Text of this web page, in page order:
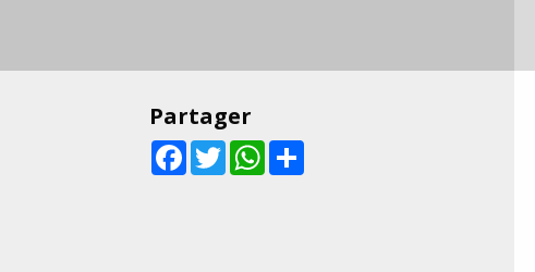
Partager
Facebook
TwitterWhatsApp